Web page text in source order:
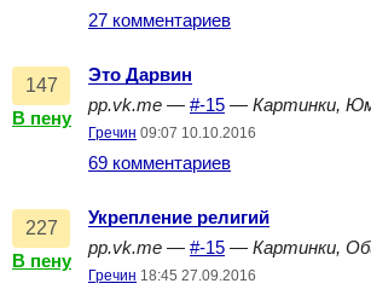
27 комментариев
147
В пену
Это Дарвин
pp.vk.me — #-15 — Картинки,
Гречин 09:07 10.10.2016
69 комментариев
227
В пену
Укрепление религий
pp.vk.me — #-15 — Картинки,
Гречин 18:45 27.09.2016